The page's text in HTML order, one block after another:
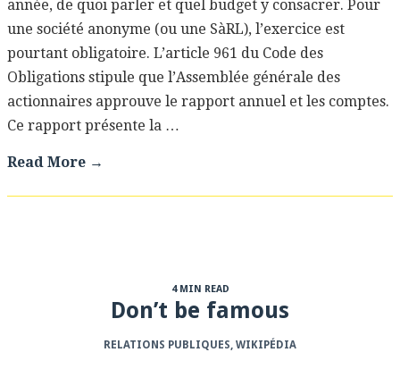
année, de quoi parler et quel budget y consacrer. Pour
une société anonyme (ou une SàRL), l’exercice est
pourtant obligatoire. L’article 961 du Code des
Obligations stipule que l’Assemblée générale des
actionnaires approuve le rapport annuel et les comptes.
Ce rapport présente la …
Read More →
4 MIN READ
Don’t be famous
RELATIONS PUBLIQUES, WIKIPÉDIA